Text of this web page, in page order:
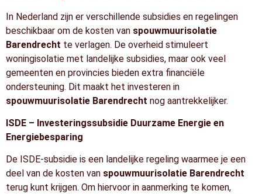
In Nederland zijn er verschillende subsidies en regelingen
beschikbaar om de kosten van spouwmuurisolatie
Barendrecht te verlagen. De overheid stimuleert
woningisolatie met landelijke subsidies, maar ook veel
gemeenten en provincies bieden extra financiële
ondersteuning. Dit maakt het investeren in
spouwmuurisolatie Barendrecht nog aantrekkelijker.
ISDE – Investeringssubsidie Duurzame Energie en
Energiebesparing
De ISDE-subsidie is een landelijke regeling waarmee je een
deel van de kosten van spouwmuurisolatie Barendrecht
terug kunt krijgen. Om hiervoor in aanmerking te komen,